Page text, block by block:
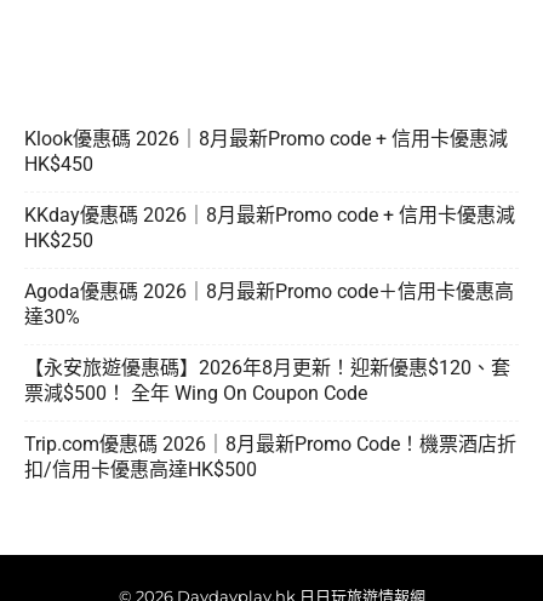
Klook優惠碼 2026｜8月最新Promo code + 信用卡優惠減
HK$450
KKday優惠碼 2026｜8月最新Promo code + 信用卡優惠減
HK$250
Agoda優惠碼 2026｜8月最新Promo code＋信用卡優惠高
達30%
【永安旅遊優惠碼】2026年8月更新！迎新優惠$120、套
票減$500！ 全年 Wing On Coupon Code
Trip.com優惠碼 2026｜8月最新Promo Code！機票酒店折
扣/信用卡優惠高達HK$500
© 2026 Daydayplay.hk 日日玩旅遊情報網